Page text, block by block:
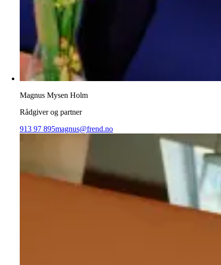
Magnus Mysen Holm
Rådgiver og partner
913 97 895magnus@frend.no